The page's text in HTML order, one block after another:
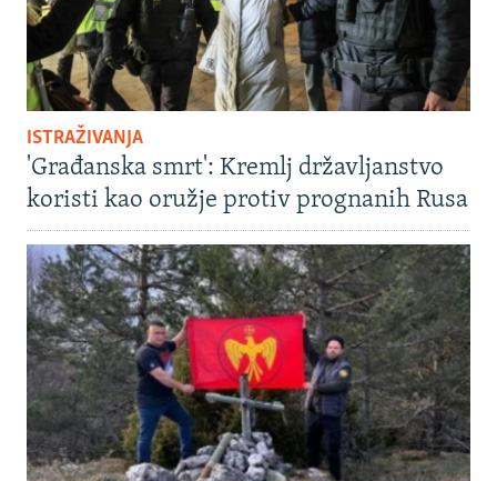
ISTRAŽIVANJA
'Građanska smrt': Kremlj državljanstvo
koristi kao oružje protiv prognanih Rusa